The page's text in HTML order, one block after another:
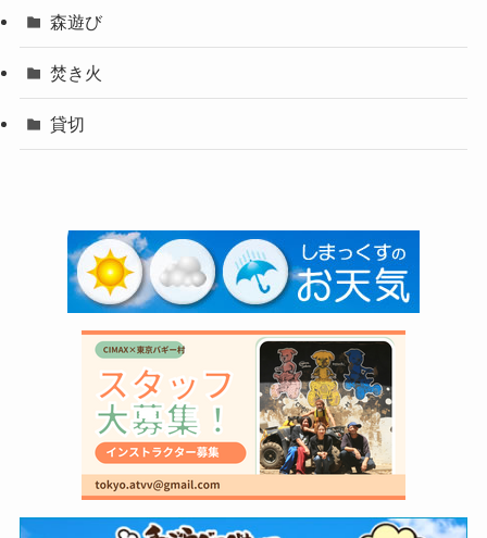
森遊び
焚き火
貸切